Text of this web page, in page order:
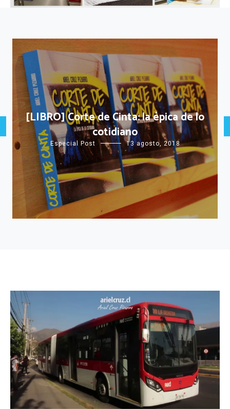
[LIBRO] Corte de Cinta: la épica de lo
cotidiano
Especial Post 13 agosto, 2018